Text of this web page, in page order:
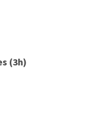
(3h)